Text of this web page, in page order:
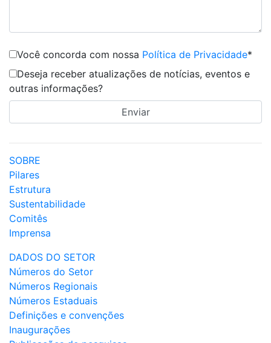
Você concorda com nossa Política de Privacidade*
Deseja receber atualizações de notícias, eventos e
outras informações?
SOBRE
Pilares
Estrutura
Sustentabilidade
Comitês
Imprensa
DADOS DO SETOR
Números do Setor
Números Regionais
Números Estaduais
Definições e convenções
Inaugurações